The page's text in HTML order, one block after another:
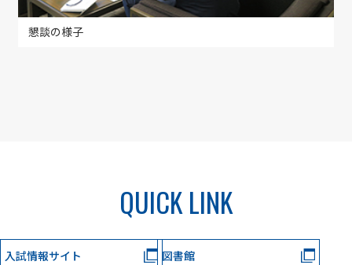
懇談の様子
QUICK LINK
入試情報サイト 図書館